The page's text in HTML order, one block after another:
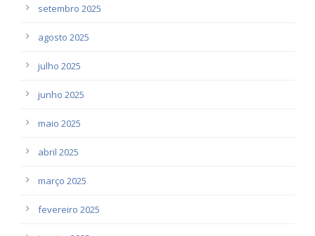
setembro 2025
agosto 2025
julho 2025
junho 2025
maio 2025
abril 2025
março 2025
fevereiro 2025